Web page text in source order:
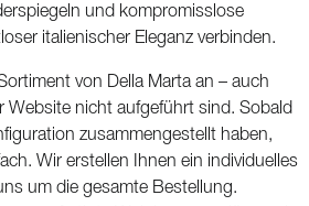
ein.
und kompromisslose
italienischer Eleganz verbinden.
von Della Marta an – auch
Website nicht aufgeführt sind. Sobald
zusammengestellt haben,
Wir erstellen Ihnen ein individuelles
um die gesamte Bestellung.